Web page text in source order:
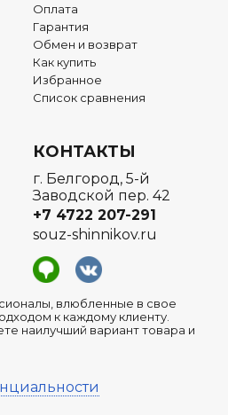
Оплата
Гарантия
Обмен и возврат
Как купить
Избранное
Список сравнения
влюбленные в свое
к каждому клиенту.
наилучший вариант товара и
КОНТАКТЫ
г. Белгород, 5-й
Заводской пер. 42
+7 4722 207-291
souz-shinnikov.ru